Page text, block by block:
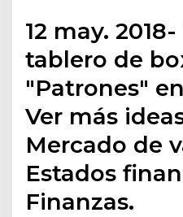
12 may.
tablero de
"Patrones"
Ver más
Mercado de
Estados
Finanzas.